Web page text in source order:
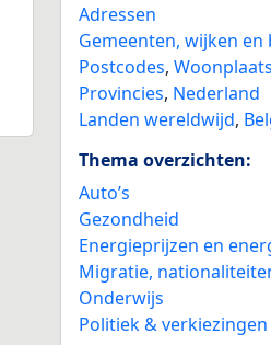
Adressen
Gemeenten, wijken
Postcodes,
Provincies, Nederland
Landen wereldwijd,
Thema overzichten:
Auto’s
Gezondheid
Energieprijzen en
Migratie,
Onderwijs
Politiek & verkiezingen